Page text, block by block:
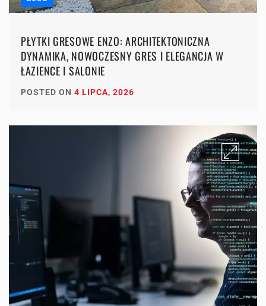
PŁYTKI GRESOWE ENZO: ARCHITEKTONICZNA
DYNAMIKA, NOWOCZESNY GRES I ELEGANCJA W
ŁAZIENCE I SALONIE
POSTED ON 4 LIPCA, 2026